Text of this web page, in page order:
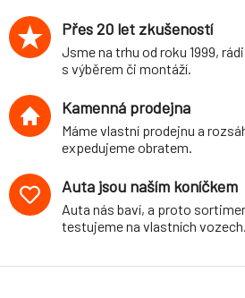
Přes 20 let zkušeností
Jsme na trhu od roku 1999,
s výběrem či montáží.
Kamenná prodejna
Máme vlastní prodejnu a
expedujeme obratem.
Auta jsou naším koníčkem
Auta nás baví, a proto
testujeme na vlastních vozech.